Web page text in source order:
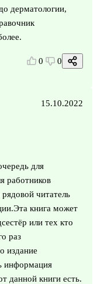
дерматологии,
0 0
15.10.2022
для
работников
читатель
книга может
или тех кто
раз
издание
информация
данной книги есть.